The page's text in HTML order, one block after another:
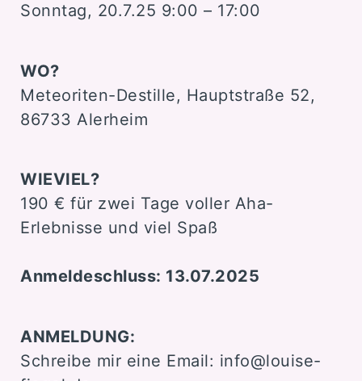
Sonntag, 20.7.25 9:00 – 17:00
WO?
Meteoriten-Destille, Hauptstraße 52,
86733 Alerheim
WIEVIEL?
190 € für zwei Tage voller Aha-
Erlebnisse und viel Spaß
Anmeldeschluss: 13.07.2025
ANMELDUNG:
Schreibe mir eine Email: info@louise-